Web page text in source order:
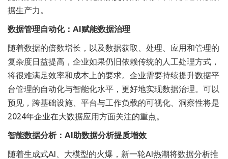
据生产力。
数据管理自动化：AI赋能数据治理
随着数据的倍数增长，以及数据获取、处理、应用和管理的
复杂度日益提高，企业如果仍旧依赖传统的人工处理方式，
将很难满足效率和成本上的要求。企业需要持续提升数据平
台管理的自动化与智能化水平，更好地实现数据治理。可以
预见，跨基础设施、平台与工作负载的可视化、洞察性将是
2024年企业在大数据应用方面关注的重点。
智能数据分析：AI助数据分析提质增效
随着生成式AI、大模型的火爆，新一轮AI热潮将数据分析推